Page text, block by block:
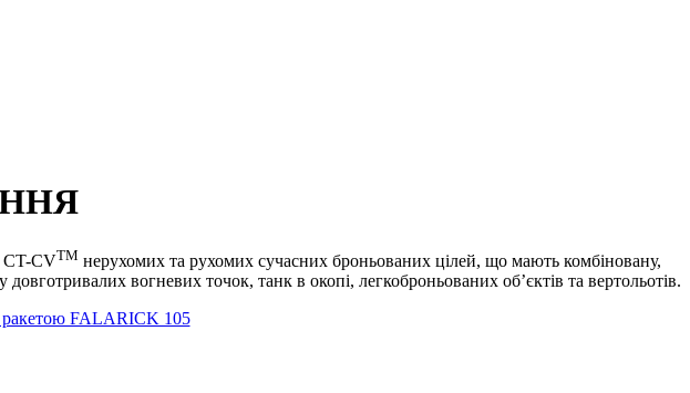
CT-CVTM нерухомих та рухомих сучасних броньованих цілей, що мають комбіновану,
вогневих точок, танк в окопі, легкоброньованих об’єктів та вертольотів.